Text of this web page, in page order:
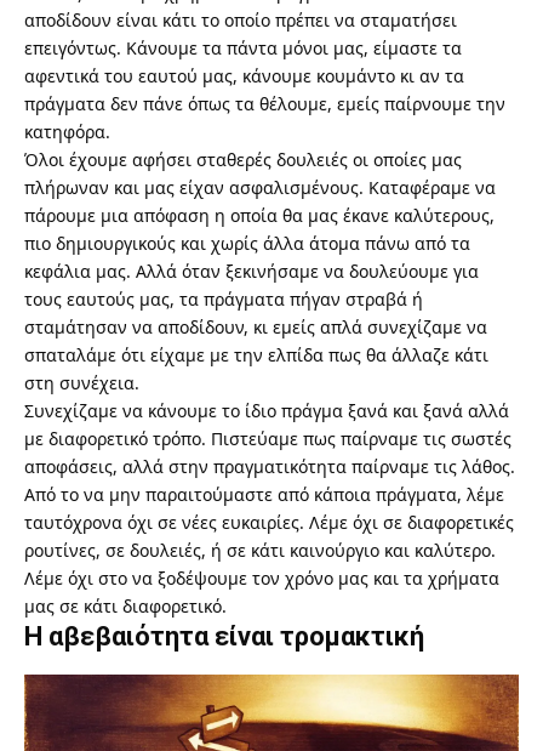
αποδίδουν είναι κάτι το οποίο πρέπει να σταματήσει
επειγόντως. Κάνουμε τα πάντα μόνοι μας, είμαστε τα
αφεντικά του εαυτού μας, κάνουμε κουμάντο κι αν τα
πράγματα δεν πάνε όπως τα θέλουμε, εμείς παίρνουμε την
κατηφόρα.
Όλοι έχουμε αφήσει σταθερές δουλειές οι οποίες μας
πλήρωναν και μας είχαν ασφαλισμένους. Καταφέραμε να
πάρουμε μια απόφαση η οποία θα μας έκανε καλύτερους,
πιο δημιουργικούς και χωρίς άλλα άτομα πάνω από τα
κεφάλια μας. Αλλά όταν ξεκινήσαμε να δουλεύουμε για
τους εαυτούς μας, τα πράγματα πήγαν στραβά ή
σταμάτησαν να αποδίδουν, κι εμείς απλά συνεχίζαμε να
σπαταλάμε ότι είχαμε με την ελπίδα πως θα άλλαζε κάτι
στη συνέχεια.
Συνεχίζαμε να κάνουμε το ίδιο πράγμα ξανά και ξανά αλλά
με διαφορετικό τρόπο. Πιστεύαμε πως παίρναμε τις σωστές
αποφάσεις, αλλά στην πραγματικότητα παίρναμε τις λάθος.
Από το να μην παραιτούμαστε από κάποια πράγματα, λέμε
ταυτόχρονα όχι σε νέες ευκαιρίες. Λέμε όχι σε διαφορετικές
ρουτίνες, σε δουλειές, ή σε κάτι καινούργιο και καλύτερο.
Λέμε όχι στο να ξοδέψουμε τον χρόνο μας και τα χρήματα
μας σε κάτι διαφορετικό.
Η αβεβαιότητα είναι τρομακτική